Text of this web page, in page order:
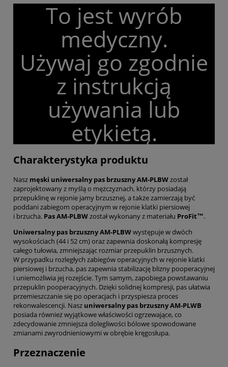
To jest wyrób
medyczny.
Używaj go zgodnie
z instrukcją
używania lub
etykietą.
Charakterystyka produktu
Nasz męski uniwersalny pas brzuszny AM-PLBWzostał
zaprojektowany z myślą o mężczyznach, którzy posiadają
przepuklinę w rejonie jamy brzusznej, a także zamierzają być
poddani zabiegom operacyjnym w rejonie klatki piersiowej
i brzucha. Pas AM-PLBWzostał wykonany z materiału ProFit™.
Uniwersalny pas brzuszny AM-PLBWwystępuje w dwóch
wysokościach (44 i 52 cm) oraz zapewnia doskonałą kompresję
całego tułowia, zmniejszając rozmiar przepuklin brzusznych.
W przypadku rozległych zabiegów operacyjnych w rejonie klatki
piersiowej i brzucha, pas zapewnia stabilizację blizny pooperacyjnej
i uniemożliwia jej rozejście. Tym samym, zapobiega powstawaniu
przepuklin pooperacyjnych. Dzięki solidnej kompresji, pas ułatwia
przemieszczanie się po operacjach i przyspiesza proces
rekonwalescencji. Nasz uniwersalny pas brzuszny AM-PLWB
posiada również wyjątkowe właściwości ogrzewające, co
zdecydowanie zmniejsza dolegliwości bólowe spowodowane
zmianami zwyrodnieniowymi w obrębie kręgosłupa.
Przeznaczenie